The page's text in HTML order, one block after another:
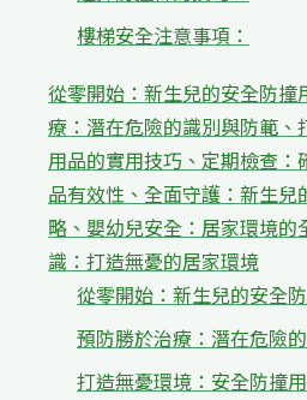
樓梯安全注意事項：
從零開始：新生兒的安全防撞
療：潛在危險的識別與防範
用品的實用技巧、定期檢查
品有效性、全面守護：新生
略、嬰幼兒安全：居家環境的
識：打造無憂的居家環境
從零開始：新生兒的安全
預防勝於治療：潛在危險
打造無憂環境：安全防撞